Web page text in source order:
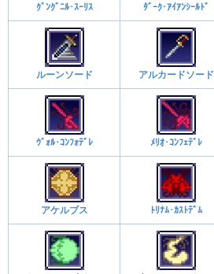
ｸﾞﾝｸﾞﾆﾙ･ｽｰﾘｽ ﾀﾞｰｸ･ｱｲｱﾝｼｰﾙﾄﾞ
ルーンソード アルカードソード
ｳﾞｫﾙ･ｺﾝﾌｫﾃﾞﾚ ﾒﾘｵ･ｺﾝﾌｪﾃﾞﾚ
アケルブス ﾄﾘﾅﾑ･ｶｽﾄﾃﾞﾑ